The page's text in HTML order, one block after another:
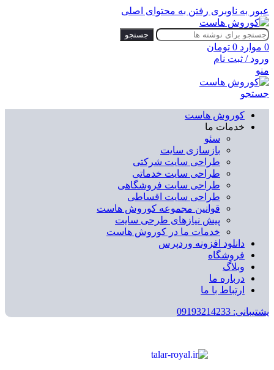
عبور به ناوبری رفتن به محتوای اصلی
جستجو
0 موارد 0 تومان
ورود / ثبت نام
منو
جستجو
کوروش هاست
خدمات ما
سئو
بازسازی سایت
طراحی سایت شرکتی
طراحی سایت خدماتی
طراحی سایت فروشگاهی
طراحی سایت اقساطی
قوانین مجموعه کوروش هاست
پیش نیازهای طرحی سایت
خدمات ما در کوروش هاست
دانلود افزونه وردپرس
فروشگاه
وبلاگ
درباره ما
ارتباط با ما
پشتیبانی: 09193214233